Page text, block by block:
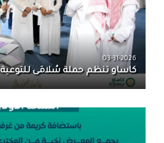
03-31-2026
كاساو تنظم حملة سُلامَى للتوعية